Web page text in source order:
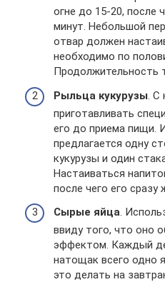
огне до 15-20, после
минут. Небольшой
отвар должен
необходимо по
Продолжительность
Рыльца кукурузы .
приготавливать
его до приема пищи.
предлагается одну
кукурузы и один
Настаиваться
после чего его
Сырые яйца.
ввиду того, что оно
эффектом. Каждый
натощак всего одно
это делать на